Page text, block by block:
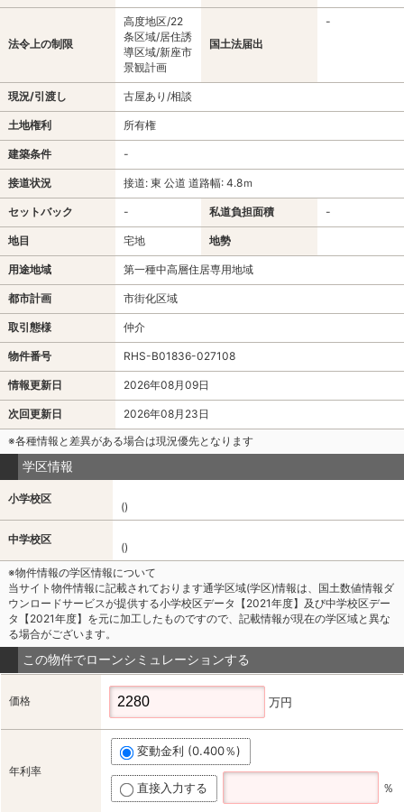
法令上の制限
高度地区/22
条区域/居住誘
導区域/新座市
景観計画
国土法届出
-
現況/引渡し 古屋あり/相談
土地権利 所有権
建築条件 -
接道状況 接道: 東 公道 道路幅: 4.8ｍ
セットバック - 私道負担面積 -
地目 宅地 地勢
用途地域 第一種中高層住居専用地域
都市計画 市街化区域
取引態様 仲介
物件番号 RHS-B01836-027108
情報更新日 2026年08月09日
次回更新日
2026年08月23日
※各種情報と差異がある場合は現況優先となります
学区情報
小学校区
()
中学校区
()
※物件情報の学区情報について
当サイト物件情報に記載されております通学区域(学区)情報は、国土数値情報ダ
ウンロードサービスが提供する小学校区データ【2021年度】及び中学校区デー
タ【2021年度】を元に加工したものですので、記載情報が現在の学区域と異な
る場合がございます。
この物件でローンシミュレーションする
価格 万円
年利率
変動金利 (0.400％)
直接入力する ％